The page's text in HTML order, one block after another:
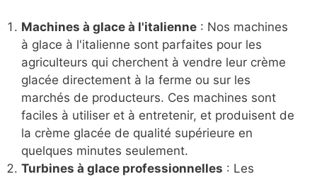
Machines à glace à l'italienne : Nos machines
à glace à l'italienne sont parfaites pour les
agriculteurs qui cherchent à vendre leur crème
glacée directement à la ferme ou sur les
marchés de producteurs. Ces machines sont
faciles à utiliser et à entretenir, et produisent de
la crème glacée de qualité supérieure en
quelques minutes seulement.
Turbines à glace professionnelles : Les